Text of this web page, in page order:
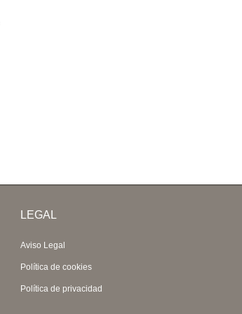
LEGAL
Aviso Legal
Política de cookies
Política de privacidad